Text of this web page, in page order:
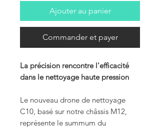
Ajouter au panier
Commander et payer
La précision rencontre l'efficacité
dans le nettoyage haute pression
Le nouveau drone de nettoyage
C10, basé sur notre châssis M12,
représente le summum du